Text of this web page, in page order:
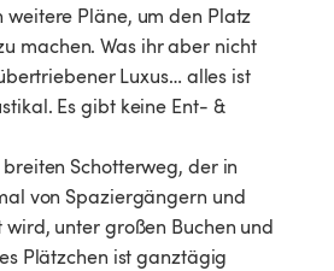
weitere Pläne, um den Platz
machen. Was ihr aber nicht
Luxus… alles ist
Es gibt keine Ent- &
Schotterweg, der in
von Spaziergängern und
unter großen Buchen und
Plätzchen ist ganztägig